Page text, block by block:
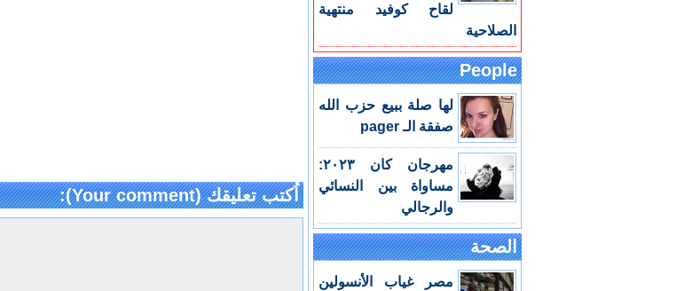
لقاح كوفيد منتهية
الصلاحية
People
لها صلة ببيع حزب الله
صفقة الـ pager
مهرجان كان ٢٠٢٣:
مساواة بين النسائي
والرجالي
الصحة
مصر غياب الأنسولين
اُكتب تعليقك (Your comment):